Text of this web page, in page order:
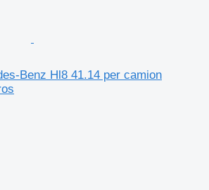
Benz Hl8 41.14 per camion